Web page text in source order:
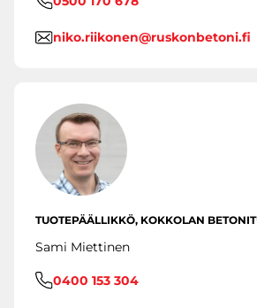
niko.riikonen@ruskonbetoni.fi
TUOTEPÄÄLLIKKÖ, KOKKOLAN
Sami Miettinen
0400 153 304